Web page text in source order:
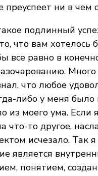
преуспеет ни в чем
подлинный
что вам хотелось
все равно в
что любое
либо у меня было
из моего ума. Если
что-то другое,
исчезало. Так я
является
понятием,